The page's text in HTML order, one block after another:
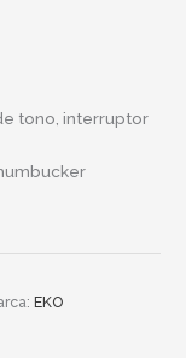
tono, interruptor
EKO